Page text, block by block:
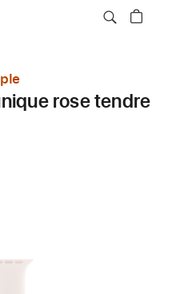
rose tendre